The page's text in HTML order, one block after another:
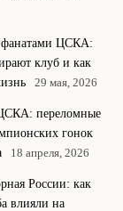
фанатами ЦСКА:
клуб и как
29 мая, 2026
переломные
гонок
18 апреля, 2026
России: как
влияли на